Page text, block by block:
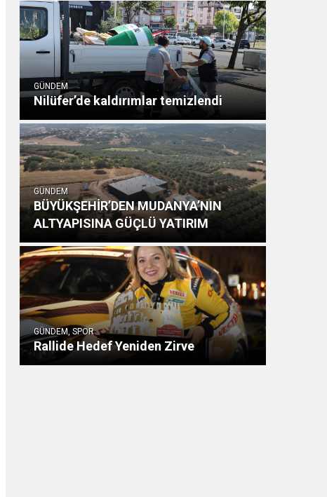
GÜNDEM
Nilüfer’de kaldırımlar temizlendi
GÜNDEM
BÜYÜKŞEHİR’DEN MUDANYA’NIN
ALTYAPISINA GÜÇLÜ YATIRIM
GÜNDEM, SPOR
Rallide Hedef Yeniden Zirve